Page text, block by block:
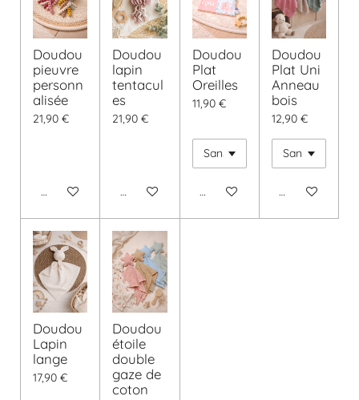
Doudou
pieuvre
personn
alisée
21,90 €
Voir les détails
Doudou
lapin
tentacul
es
21,90 €
Voir les détails
Doudou
Plat
Oreilles
11,90 €
Voir les détails
Doudou
Plat Uni
Anneau
bois
12,90 €
Voir les détails
Doudou
Lapin
lange
17,90 €
Doudou
étoile
double
gaze de
coton